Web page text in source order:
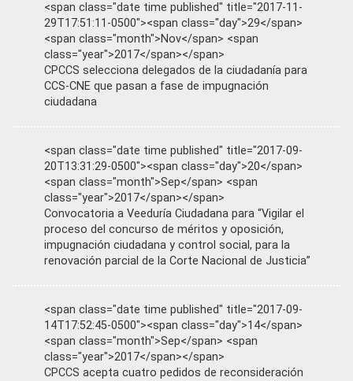
<span class="date time published" title="2017-11-
29T17:51:11-0500"><span class="day">29</span>
<span class="month">Nov</span> <span
class="year">2017</span></span>
CPCCS selecciona delegados de la ciudadanía para
CCS-CNE que pasan a fase de impugnación
ciudadana
<span class="date time published" title="2017-09-
20T13:31:29-0500"><span class="day">20</span>
<span class="month">Sep</span> <span
class="year">2017</span></span>
Convocatoria a Veeduría Ciudadana para “Vigilar el
proceso del concurso de méritos y oposición,
impugnación ciudadana y control social, para la
renovación parcial de la Corte Nacional de Justicia”
<span class="date time published" title="2017-09-
14T17:52:45-0500"><span class="day">14</span>
<span class="month">Sep</span> <span
class="year">2017</span></span>
CPCCS acepta cuatro pedidos de reconsideración